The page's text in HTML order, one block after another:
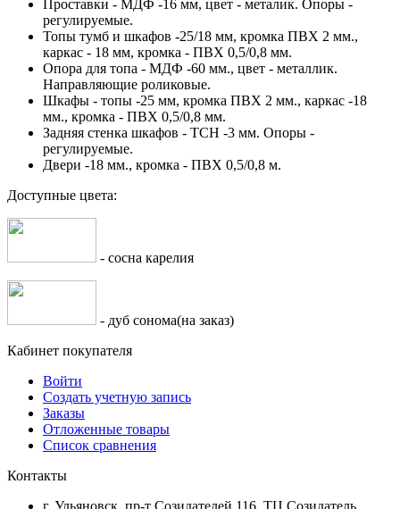
Проставки - МДФ -16 мм, цвет - металик. Опоры -
регулируемые.
Топы тумб и шкафов -25/18 мм, кромка ПВХ 2 мм.,
каркас - 18 мм, кромка - ПВХ 0,5/0,8 мм.
Опора для топа - МДФ -60 мм., цвет - металлик.
Направляющие роликовые.
Шкафы - топы -25 мм, кромка ПВХ 2 мм., каркас -18
мм., кромка - ПВХ 0,5/0,8 мм.
Задняя стенка шкафов - ТСН -3 мм. Опоры -
регулируемые.
Двери -18 мм., кромка - ПВХ 0,5/0,8 м.
Доступные цвета:
- сосна карелия
- дуб сонома(на заказ)
Кабинет покупателя
Войти
Создать учетную запись
Заказы
Отложенные товары
Список сравнения
Контакты
г. Ульяновск, пр-т Созидателей 116, ТЦ Созидатель,